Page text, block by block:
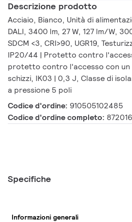
Descrizione prodotto
Acciaio, Bianco, Unità di
DALI, 3400 lm, 27 W, 127 lm/W,
SDCM <3, CRI>90, UGR19,
IP20/44 | Protetto contro
protetto contro l'accesso con un
schizzi, IK03 | 0,3 J, Classe di
a pressione 5 poli
Codice d'ordine: 910505102485
Codice d'ordine completo:
Specifiche
Informazioni generali